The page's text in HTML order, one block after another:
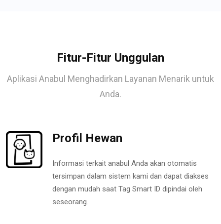
Fitur-Fitur Unggulan
Aplikasi Anabul Menghadirkan Layanan Menarik untuk
Anda.
Profil Hewan
Informasi terkait anabul Anda akan otomatis
tersimpan dalam sistem kami dan dapat diakses
dengan mudah saat Tag Smart ID dipindai oleh
seseorang.